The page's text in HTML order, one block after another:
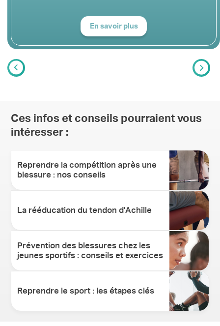
En savoir plus
Ces infos et conseils pourraient vous
intéresser :
Reprendre la compétition après une
blessure : nos conseils
La rééducation du tendon d’Achille
Prévention des blessures chez les
jeunes sportifs : conseils et exercices
Reprendre le sport : les étapes clés